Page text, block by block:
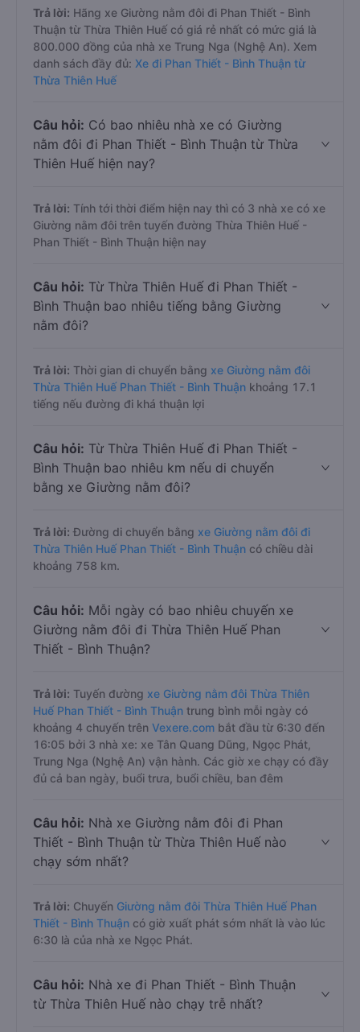
Trả lời: Hãng xe Giường nằm đôi đi Phan Thiết - Bình
Thuận từ Thừa Thiên Huế có giá rẻ nhất có mức giá là
800.000 đồng của nhà xe Trung Nga (Nghệ An). Xem
danh sách đầy đủ: Xe đi Phan Thiết - Bình Thuận từ
Thừa Thiên Huế
Câu hỏi: Có bao nhiêu nhà xe có Giường
nằm đôi đi Phan Thiết - Bình Thuận từ Thừa
Thiên Huế hiện nay?
Trả lời: Tính tới thời điểm hiện nay thì có 3 nhà xe có xe
Giường nằm đôi trên tuyến đường Thừa Thiên Huế -
Phan Thiết - Bình Thuận hiện nay
Câu hỏi: Từ Thừa Thiên Huế đi Phan Thiết -
Bình Thuận bao nhiêu tiếng bằng Giường
nằm đôi?
Trả lời: Thời gian di chuyển bằng xe Giường nằm đôi
Thừa Thiên Huế Phan Thiết - Bình Thuận khoảng 17.1
tiếng nếu đường đi khá thuận lợi
Câu hỏi: Từ Thừa Thiên Huế đi Phan Thiết -
Bình Thuận bao nhiêu km nếu di chuyển
bằng xe Giường nằm đôi?
Trả lời: Đường di chuyển bằng xe Giường nằm đôi đi
Thừa Thiên Huế Phan Thiết - Bình Thuận có chiều dài
khoảng 758 km.
Câu hỏi: Mỗi ngày có bao nhiêu chuyến xe
Giường nằm đôi đi Thừa Thiên Huế Phan
Thiết - Bình Thuận?
Trả lời: Tuyến đường xe Giường nằm đôi Thừa Thiên
Huế Phan Thiết - Bình Thuận trung bình mỗi ngày có
khoảng 4 chuyến trên Vexere.com bắt đầu từ 6:30 đến
16:05 bởi 3 nhà xe: xe Tân Quang Dũng, Ngọc Phát,
Trung Nga (Nghệ An) vận hành. Các giờ xe chạy có đầy
đủ cả ban ngày, buổi trưa, buổi chiều, ban đêm
Câu hỏi: Nhà xe Giường nằm đôi đi Phan
Thiết - Bình Thuận từ Thừa Thiên Huế nào
chạy sớm nhất?
Trả lời: Chuyến Giường nằm đôi Thừa Thiên Huế Phan
Thiết - Bình Thuận có giờ xuất phát sớm nhất là vào lúc
6:30 là của nhà xe Ngọc Phát.
Câu hỏi: Nhà xe đi Phan Thiết - Bình Thuận
từ Thừa Thiên Huế nào chạy trễ nhất?